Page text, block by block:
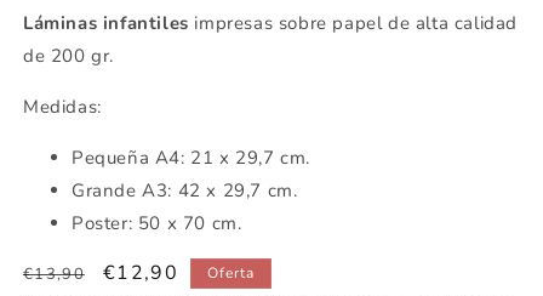
Láminas infantiles impresas sobre papel de alta calidad
de 200 gr.
Medidas:
Pequeña A4: 21 x 29,7 cm.
Grande A3: 42 x 29,7 cm.
Poster: 50 x 70 cm.
Precio
€13,90
Precio
€12,90 Oferta